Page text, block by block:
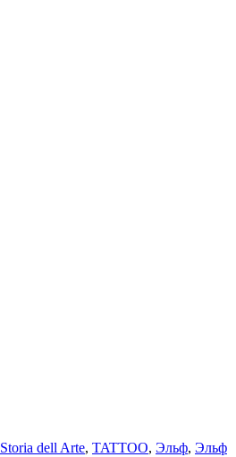
Storia dell Arte, TATTOO, Эльф, Эльф